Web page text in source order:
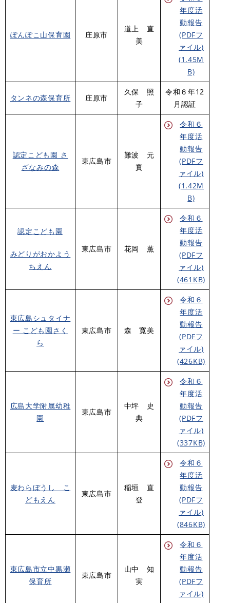
ぽんぽこ山保育園 庄原市
道上 直
美
年度活
動報告
(PDFフ
ァイル)
(1.45M
B)
タンネの森保育所 庄原市
久保 照
子
令和６年12
月認証
認定こども園 さ
ざなみの森
東広島市
難波 元
實
令和６
年度活
動報告
(PDFフ
ァイル)
(1.42M
B)
認定こども園
みどりがおかよう
ちえん
東広島市 花岡 薫
令和６
年度活
動報告
(PDFフ
ァイル)
(461KB)
東広島シュタイナ
ー こども園さく
ら
東広島市 森 寛美
令和６
年度活
動報告
(PDFフ
ァイル)
(426KB)
広島大学附属幼稚
園
東広島市
中坪 史
典
令和６
年度活
動報告
(PDFフ
ァイル)
(337KB)
麦わらぼうし こ
どもえん
東広島市
稲垣 直
登
令和６
年度活
動報告
(PDFフ
ァイル)
(846KB)
東広島市立中黒瀬
保育所
東広島市
山中 知
実
令和６
年度活
動報告
(PDFフ
ァイル)